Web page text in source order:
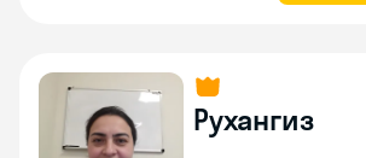
Рухангиз